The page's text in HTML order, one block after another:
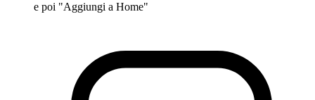
e poi "Aggiungi a Home"